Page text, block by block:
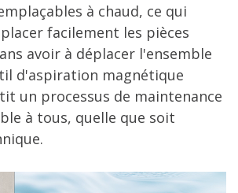
à chaud, ce qui
facilement les pièces
avoir à déplacer l'ensemble
d'aspiration magnétique
un processus de maintenance
à tous, quelle que soit